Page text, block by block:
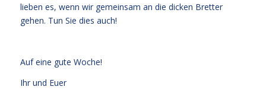
lieben es, wenn wir gemeinsam an die dicken Bretter
gehen. Tun Sie dies auch!
Auf eine gute Woche!
Ihr und Euer